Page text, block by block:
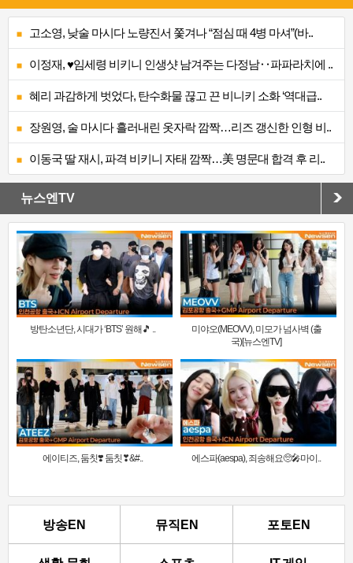
고소영, 낮술 마시다 노량진서 쫓겨나 “점심 때 4병 마셔”(바..
이정재, ♥임세령 비키니 인생샷 남겨주는 다정남‥파파라치에 ..
혜리 과감하게 벗었다, 탄수화물 끊고 끈 비니키 소화 ‘역대급..
장원영, 술 마시다 흘러내린 옷자락 깜짝…리즈 갱신한 인형 비..
이동국 딸 재시, 파격 비키니 자태 깜짝…美 명문대 합격 후 리..
뉴스엔TV
방탄소년단, 시대가 ‘BTS’ 원해🎵 ..
미야오(MEOVV), 미모가 넘사벽 (출
국)[뉴스엔TV]
에이티즈, 둠칫❣️ 둠칫❣&#.. 에스파(aespa), 죄송해요🥺🎤마이..
방송EN 뮤직EN 포토EN